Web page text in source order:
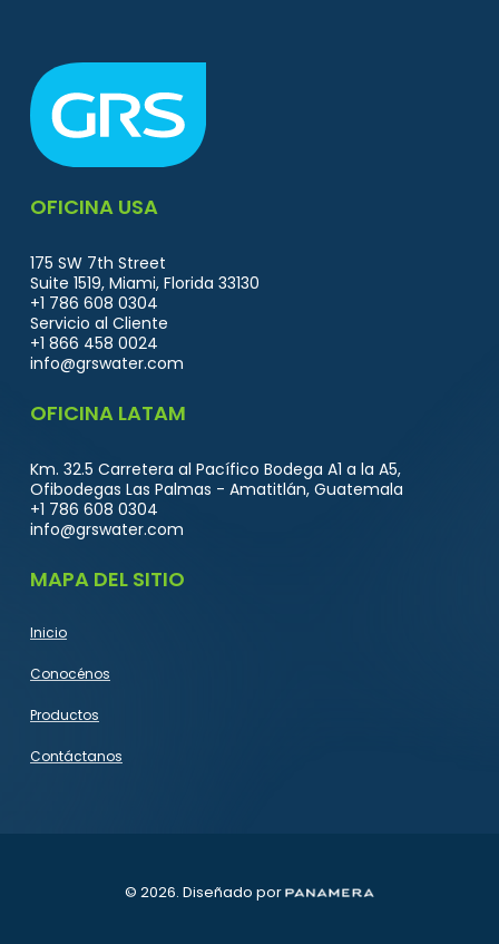
OFICINA USA
175 SW 7th Street
Suite 1519, Miami, Florida 33130
+1 786 608 0304
Servicio al Cliente
+1 866 458 0024
info@grswater.com
OFICINA LATAM
Km. 32.5 Carretera al Pacífico Bodega A1 a la A5,
Ofibodegas Las Palmas - Amatitlán, Guatemala
+1 786 608 0304
info@grswater.com
MAPA DEL SITIO
Inicio
Conocénos
Productos
Contáctanos
© 2026. Diseñado por